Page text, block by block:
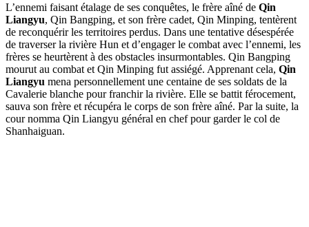
L’ennemi faisant étalage de ses conquêtes, le frère aîné de Qin
Liangyu, Qin Bangping, et son frère cadet, Qin Minping, tentèrent
de reconquérir les territoires perdus. Dans une tentative désespérée
de traverser la rivière Hun et d’engager le combat avec l’ennemi, les
frères se heurtèrent à des obstacles insurmontables. Qin Bangping
mourut au combat et Qin Minping fut assiégé. Apprenant cela, Qin
Liangyu mena personnellement une centaine de ses soldats de la
Cavalerie blanche pour franchir la rivière. Elle se battit férocement,
sauva son frère et récupéra le corps de son frère aîné. Par la suite, la
cour nomma Qin Liangyu général en chef pour garder le col de
Shanhaiguan.